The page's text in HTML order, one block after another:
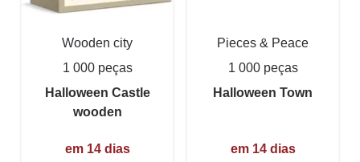
Wooden city
1 000 peças
Halloween Castle
wooden
em 14 dias
Pieces & Peace
1 000 peças
Halloween Town
em 14 dias